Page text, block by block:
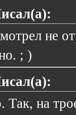
не
; )
на